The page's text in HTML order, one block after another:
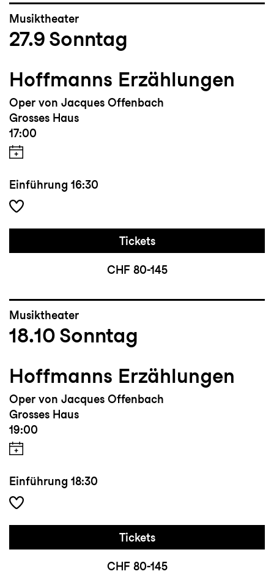
Musiktheater
27.9 Sonntag
Hoffmanns Erzählungen
Oper von Jacques Offenbach
Grosses Haus
17:00
Einführung 16:30
Tickets
CHF 80-145
Musiktheater
18.10 Sonntag
Hoffmanns Erzählungen
Oper von Jacques Offenbach
Grosses Haus
19:00
Einführung 18:30
Tickets
CHF 80-145